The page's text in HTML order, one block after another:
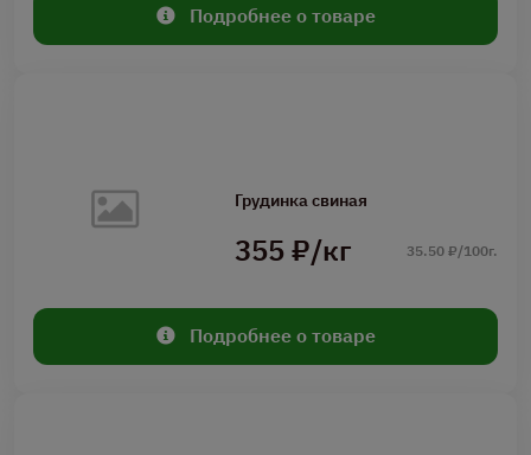
Подробнее о товаре
Грудинка свиная
355 ₽/кг 35.50 ₽/100г.
Подробнее о товаре